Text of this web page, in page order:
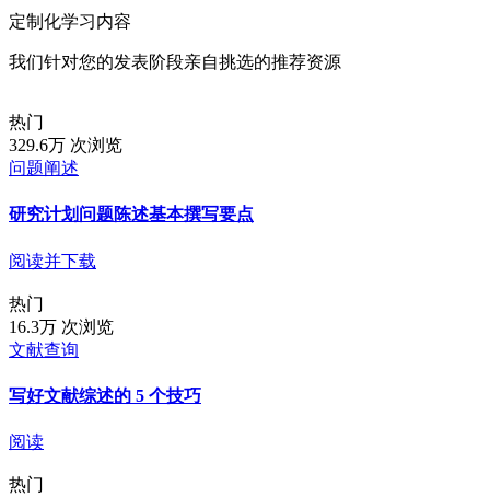
定制化学习内容
我们针对您的发表阶段亲自挑选的推荐资源
热门
329.6万 次浏览
问题阐述
研究计划问题陈述基本撰写要点
阅读并下载
热门
16.3万 次浏览
文献查询
写好文献综述的 5 个技巧
阅读
热门